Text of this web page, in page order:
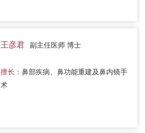
王彦君 副主任医师 博士
擅长： 鼻部疾病、鼻功能重建及鼻内镜手
术